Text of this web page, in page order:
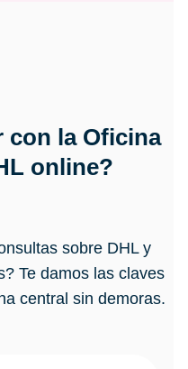
con la Oficina
online?
sobre DHL y
Te damos las claves
central sin demoras.